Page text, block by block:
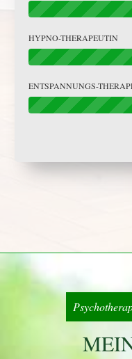
HYPNO-THERAPEUTIN
ENTSPANNUNGS-